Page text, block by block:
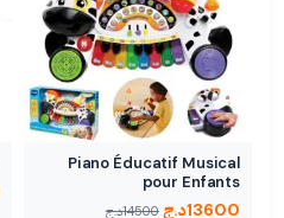
Piano Éducatif Musical
pour Enfants
13600د.ج 14500د.ج